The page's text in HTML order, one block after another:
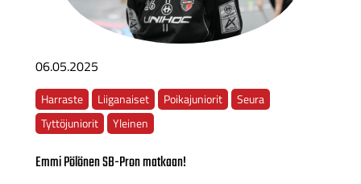
06.05.2025
Harraste Liiganaiset Poikajuniorit
Seura
Tyttöjuniorit
Yleinen
Emmi Pölönen SB-Pron matkaan!